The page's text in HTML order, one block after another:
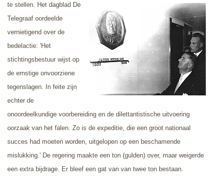
te stellen. Het dagblad De
Telegraaf oordeelde
vernietigend over de
bedelactie: 'Het
stichtingsbestuur wijst op
de ernstige onvoorziene
tegenslagen. In feite zijn
echter de
onoordeelkundige voorbereiding en de dilettantistische uitvoering
oorzaak van het falen. Zo is de expeditie, die een groot nationaal
succes had moeten worden, uitgelopen op een beschamende
mislukking.' De regering maakte een ton (gulden) over, maar weigerde
een extra bijdrage. Er bleef een gat van van twee ton bestaan.